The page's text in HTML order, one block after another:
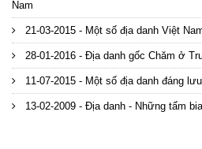
Nam
21-03-2015 - Một số địa danh Việt
28-01-2016 - Địa danh gốc Chăm ở
11-07-2015 - Một số địa danh đáng
13-02-2009 - Địa danh - Những tấm